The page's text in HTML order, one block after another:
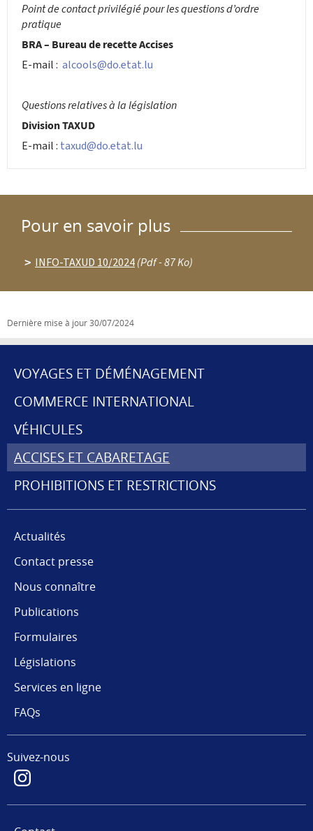
Point de contact privilégié pour les questions d’ordre
pratique
BRA – Bureau de recette Accises
E-mail : alcools@do.etat.lu
Questions relatives à la législation
Division TAXUD
E-mail : taxud@do.etat.lu
Pour en savoir plus
INFO-TAXUD 10/2024(Pdf - 87 Ko)
Dernière mise à jour30/07/2024
MENU
DE
NAVIGATION
VOYAGES ET DÉMÉNAGEMENT
COMMERCE INTERNATIONAL
VÉHICULES
ACCISES ET CABARETAGE
PROHIBITIONS ET RESTRICTIONS
Actualités
Contact presse
Nous connaître
Publications
Formulaires
Législations
Services en ligne
FAQs
Suivez-nous